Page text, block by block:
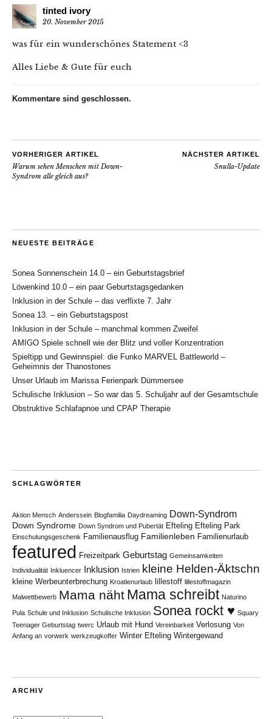
tinted ivory
20. November 2015
was für ein wunderschönes Statement <3
Alles Liebe & Gute für euch
Kommentare sind geschlossen.
VORHERIGER ARTIKEL
Warum sehen Menschen mit Down-
Syndrom alle gleich aus?
NÄCHSTER ARTIKEL
Snulla-Update
NEUESTE BEITRÄGE
Sonea Sonnenschein 14.0 – ein Geburtstagsbrief
Löwenkind 10.0 – ein paar Geburtstagsgedanken
Inklusion in der Schule – das verflixte 7. Jahr
Sonea 13. – ein Geburtstagspost
Inklusion in der Schule – manchmal kommen Zweifel
AMIGO Spiele schnell wie der Blitz und voller Konzentration
Spieltipp und Gewinnspiel: die Funko MARVEL Battleworld –
Geheimnis der Thanostones
Unser Urlaub im Marissa Ferienpark Dümmersee
Schulische Inklusion – So war das 5. Schuljahr auf der Gesamtschule
Obstruktive Schlafapnoe und CPAP Therapie
SCHLAGWÖRTER
Aktion Mensch Anderssein Blogfamilia Daydreaming Down-Syndrom
Down Syndrome Down Syndrom und Pubertät Efteling Efteling Park
Einschulungsgeschenk Familienausflug Familienleben Familienurlaub
featured Freizeitpark Geburtstag Gemeinsamkeiten
Individualität Inkluencer Inklusion Istrien kleine Helden-Äktschn
kleine Werbeunterbrechung Kroatienurlaub lillestoff lillestoffmagazin
Malwettbewerb Mama näht Mama schreibt Naturino
Pula Schule und Inklusion Schulische Inklusion Sonea rockt ♥ Squary
Teenager Geburtstag twerc Urlaub mit Hund Vereinbarkeit Verlosung Von
Anfang an vorwerk werkzeugkoffer Winter Efteling Wintergewand
ARCHIV